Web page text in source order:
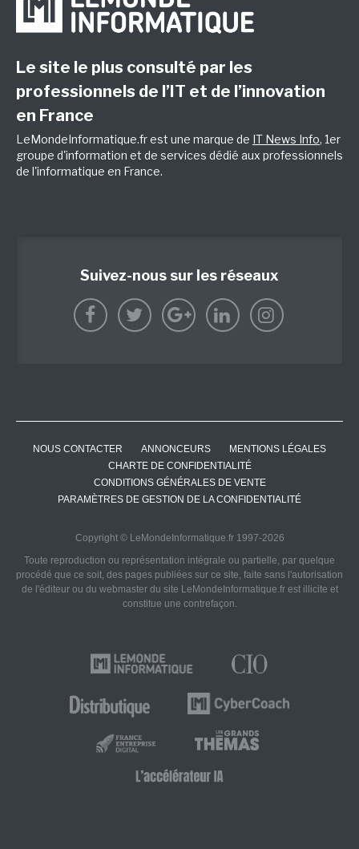
Le site le plus consulté par les
professionnels de l’IT et de l’innovation
en France
LeMondeInformatique.fr est une marque de IT News Info, 1er
groupe d'information et de services dédié aux professionnels
de l'informatique en France.
Suivez-nous sur les réseaux
NOUS CONTACTER ANNONCEURS
MENTIONS LÉGALES
CHARTE DE CONFIDENTIALITÉ
CONDITIONS GÉNÉRALES DE VENTE
PARAMÈTRES DE GESTION DE LA CONFIDENTIALITÉ
Copyright © LeMondeInformatique.fr 1997-2026
Toute reproduction ou représentation intégrale ou partielle, par quelque
procédé que ce soit, des pages publiées sur ce site, faite sans l'autorisation
de l'éditeur ou du webmaster du site LeMondeInformatique.fr est illicite et
constitue une contrefaçon.